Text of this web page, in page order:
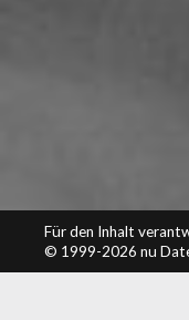
Für den Inhalt
© 1999-2026 nu